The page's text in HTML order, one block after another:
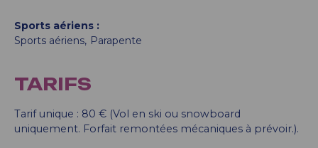
Sports aériens
Sports aériens Parapente
TARIFS
Tarif unique : 80 € (Vol en ski ou snowboard
uniquement. Forfait remontées mécaniques à prévoir.).